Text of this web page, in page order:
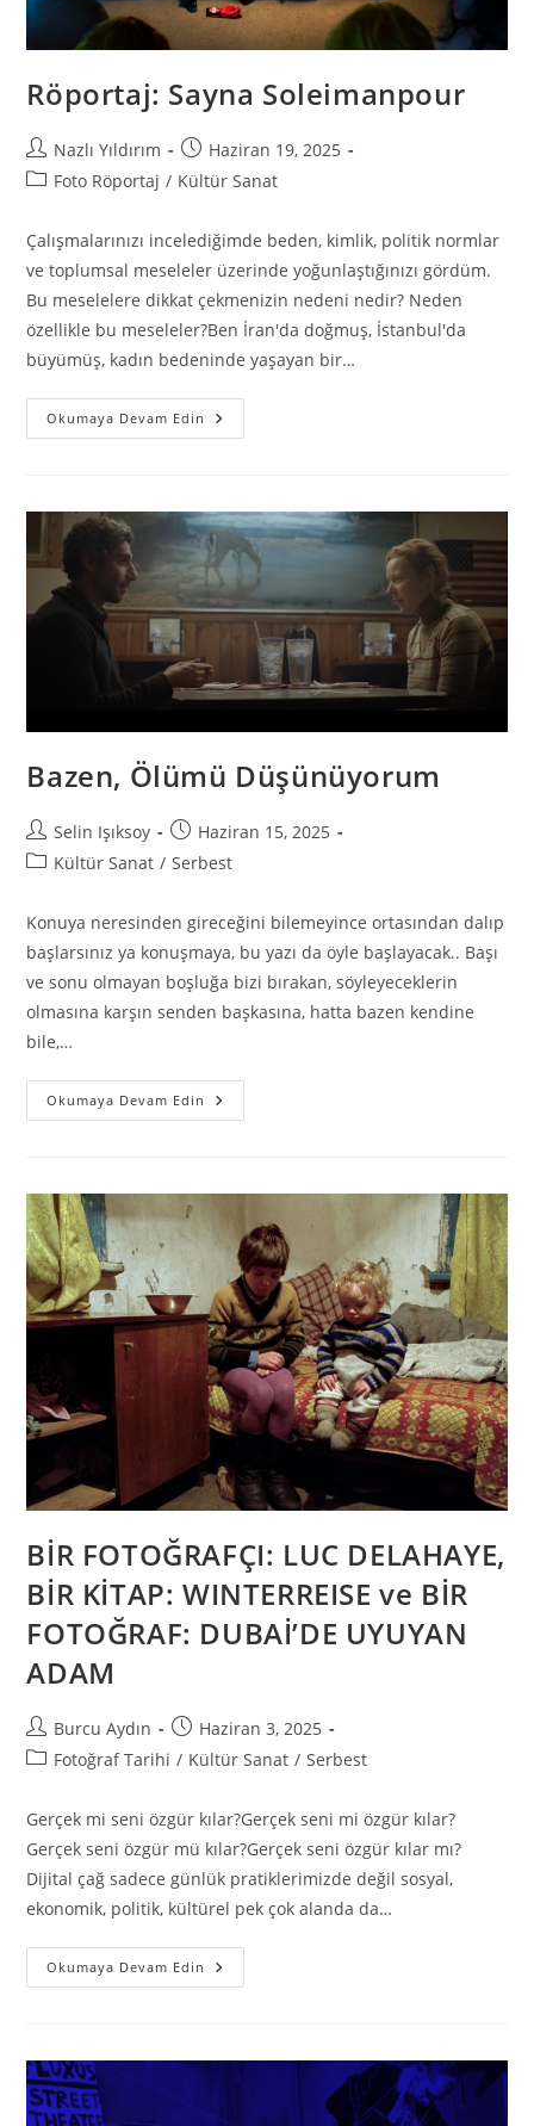
Röportaj: Sayna Soleimanpour
Nazlı Yıldırım
Haziran 19, 2025
Foto Röportaj / Kültür Sanat
Çalışmalarınızı incelediğimde beden, kimlik, politik normlar
ve toplumsal meseleler üzerinde yoğunlaştığınızı gördüm.
Bu meselelere dikkat çekmenizin nedeni nedir? Neden
özellikle bu meseleler?Ben İran'da doğmuş, İstanbul'da
büyümüş, kadın bedeninde yaşayan bir…
Okumaya Devam Edin
Bazen, Ölümü Düşünüyorum
Selin Işıksoy
Haziran 15, 2025
Kültür Sanat / Serbest
Konuya neresinden gireceğini bilemeyince ortasından dalıp
başlarsınız ya konuşmaya, bu yazı da öyle başlayacak.. Başı
ve sonu olmayan boşluğa bizi bırakan, söyleyeceklerin
olmasına karşın senden başkasına, hatta bazen kendine
bile,…
Okumaya Devam Edin
BİR FOTOĞRAFÇI: LUC DELAHAYE,
BİR KİTAP: WINTERREISE ve BİR
FOTOĞRAF: DUBAİ’DE UYUYAN
ADAM
Burcu Aydın
Haziran 3, 2025
Fotoğraf Tarihi / Kültür Sanat / Serbest
Gerçek mi seni özgür kılar?Gerçek seni mi özgür kılar?
Gerçek seni özgür mü kılar?Gerçek seni özgür kılar mı?
Dijital çağ sadece günlük pratiklerimizde değil sosyal,
ekonomik, politik, kültürel pek çok alanda da…
Okumaya Devam Edin